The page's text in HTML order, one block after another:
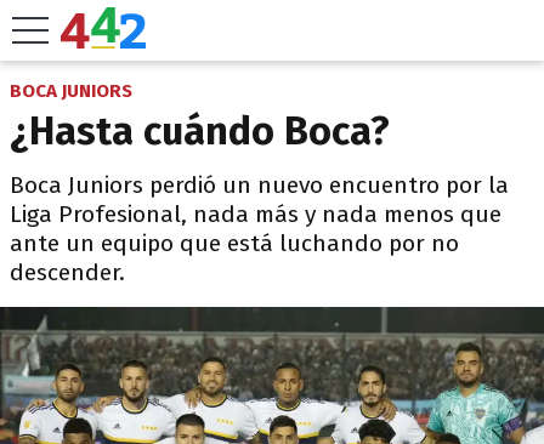
BOCA JUNIORS
¿Hasta cuándo Boca?
Boca Juniors perdió un nuevo encuentro por la
Liga Profesional, nada más y nada menos que
ante un equipo que está luchando por no
descender.